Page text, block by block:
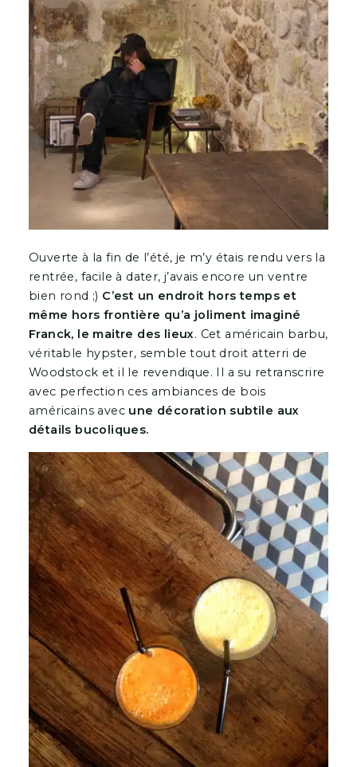
Ouverte à la fin de l’été, je m’y étais rendu vers la
rentrée, facile à dater, j’avais encore un ventre
bien rond ;) C’est un endroit hors temps et
même hors frontière qu’a joliment imaginé
Franck, le maitre des lieux. Cet américain barbu,
véritable hypster, semble tout droit atterri de
Woodstock et il le revendique. Il a su retranscrire
avec perfection ces ambiances de bois
américains avec une décoration subtile aux
détails bucoliques.